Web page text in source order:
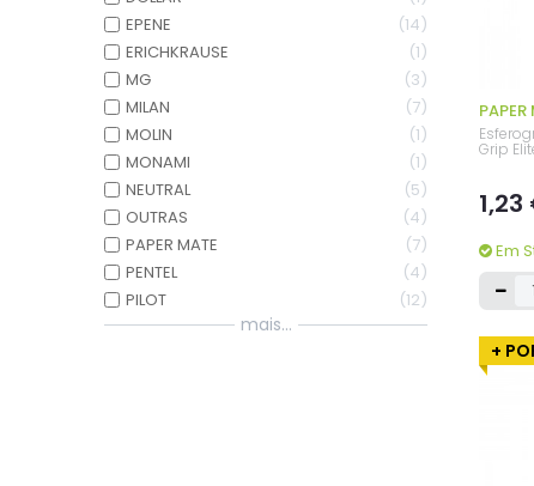
EPENE
14
ERICHKRAUSE
1
MG
3
MILAN
7
MOLIN
1
MONAMI
1
NEUTRAL
5
OUTRAS
4
PAPER MATE
7
PENTEL
4
PILOT
12
mais...
PAPER
Grip
Em
+